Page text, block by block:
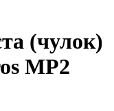
(чулок)
MP2